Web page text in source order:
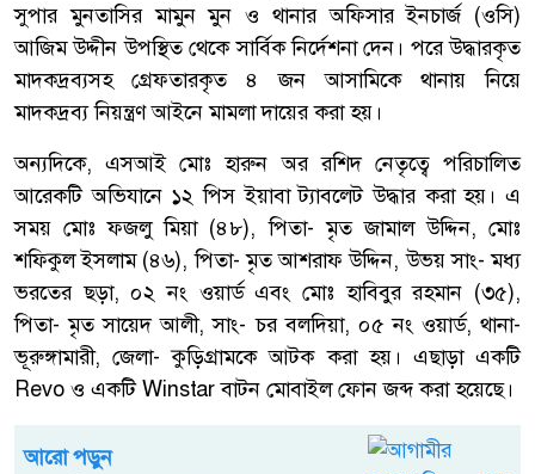
সুপার মুনতাসির মামুন মুন ও থানার অফিসার ইনচার্জ (ওসি)
আজিম উদ্দীন উপস্থিত থেকে সার্বিক নির্দেশনা দেন। পরে উদ্ধারকৃত
মাদকদ্রব্যসহ গ্রেফতারকৃত ৪ জন আসামিকে থানায় নিয়ে
মাদকদ্রব্য নিয়ন্ত্রণ আইনে মামলা দায়ের করা হয়।
অন্যদিকে, এসআই মোঃ হারুন অর রশিদ নেতৃত্বে পরিচালিত
আরেকটি অভিযানে ১২ পিস ইয়াবা ট্যাবলেট উদ্ধার করা হয়। এ
সময় মোঃ ফজলু মিয়া (৪৮), পিতা- মৃত জামাল উদ্দিন, মোঃ
শফিকুল ইসলাম (৪৬), পিতা- মৃত আশরাফ উদ্দিন, উভয় সাং- মধ্য
ভরতের ছড়া, ০২ নং ওয়ার্ড এবং মোঃ হাবিবুর রহমান (৩৫),
পিতা- মৃত সায়েদ আলী, সাং- চর বলদিয়া, ০৫ নং ওয়ার্ড, থানা-
ভূরুঙ্গামারী, জেলা- কুড়িগ্রামকে আটক করা হয়। এছাড়া একটি
Revo ও একটি Winstar বাটন মোবাইল ফোন জব্দ করা হয়েছে।
আরো পড়ুন